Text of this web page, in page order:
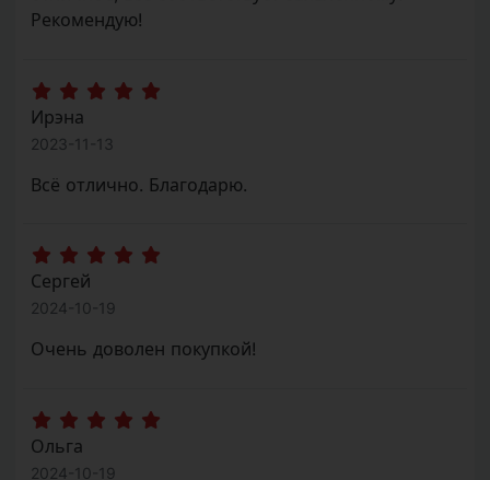
Ирэна
2023-11-13
Всё отлично. Благодарю.
Сергей
2024-10-19
Очень доволен покупкой!
Ольга
2024-10-19